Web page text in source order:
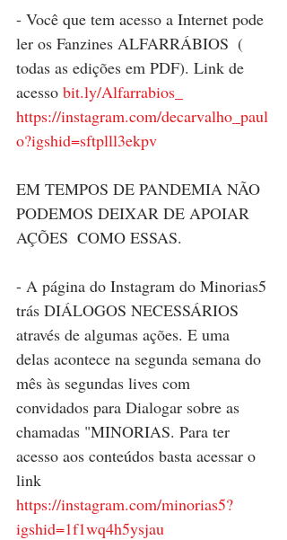
- Você que tem acesso a Internet pode
ler os Fanzines ALFARRÁBIOS  (
todas as edições em PDF). Link de
acesso bit.ly/Alfarrabios_
https://instagram.com/decarvalho_paul
o?igshid=sftplll3ekpv
EM TEMPOS DE PANDEMIA NÃO
PODEMOS DEIXAR DE APOIAR
AÇÕES  COMO ESSAS.
- A página do Instagram do Minorias5
trás DIÁLOGOS NECESSÁRIOS
através de algumas ações. E uma
delas acontece na segunda semana do
mês às segundas lives com
convidados para Dialogar sobre as
chamadas "MINORIAS. Para ter
acesso aos conteúdos basta acessar o
link
https://instagram.com/minorias5?
igshid=1f1wq4h5ysjau